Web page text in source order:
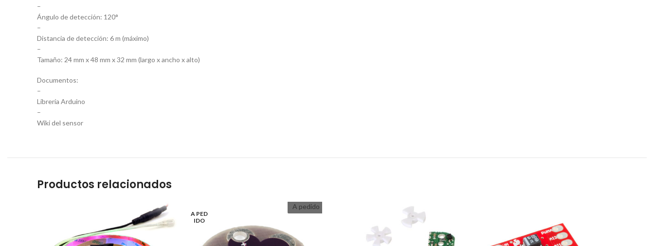
–
Ángulo de detección: 120°
–
Distancia de detección: 6 m (máximo)
–
Tamaño: 24 mm x 48 mm x 32 mm (largo x ancho x alto)
Documentos:
–
Librería Arduino
–
Wiki del sensor
Productos relacionados
A PED
IDO
A pedido